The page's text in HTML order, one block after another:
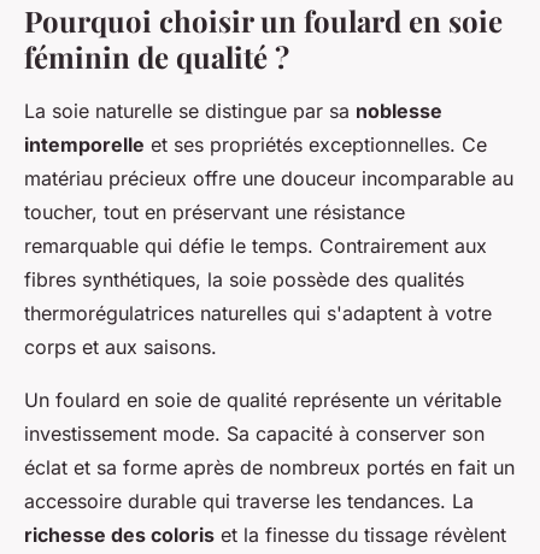
Pourquoi choisir un foulard en soie
féminin de qualité ?
La soie naturelle se distingue par sa noblesse
intemporelle et ses propriétés exceptionnelles. Ce
matériau précieux offre une douceur incomparable au
toucher, tout en préservant une résistance
remarquable qui défie le temps. Contrairement aux
fibres synthétiques, la soie possède des qualités
thermorégulatrices naturelles qui s'adaptent à votre
corps et aux saisons.
Un foulard en soie de qualité représente un véritable
investissement mode. Sa capacité à conserver son
éclat et sa forme après de nombreux portés en fait un
accessoire durable qui traverse les tendances. La
richesse des coloris et la finesse du tissage révèlent